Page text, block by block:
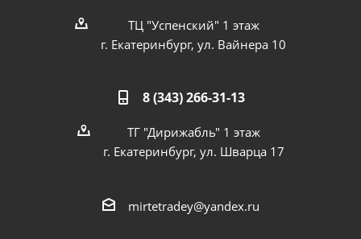
ТЦ "Успенский" 1 этаж
г. Екатеринбург, ул. Вайнера 10
8 (343) 266-31-13
ТГ "Дирижабль" 1 этаж
г. Екатеринбург, ул. Шварца 17
mirtetradey@yandex.ru